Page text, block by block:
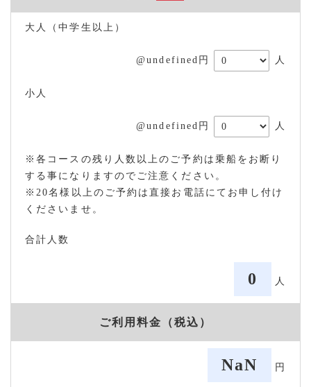
大人（中学生以上）
@undefined円 人
小人
@undefined円 人
※各コースの残り人数以上のご予約は乗船をお断り
する事になりますのでご注意ください。
※20名様以上のご予約は直接お電話にてお申し付け
くださいませ。
合計人数
0 人
ご利用料金（税込）
NaN 円